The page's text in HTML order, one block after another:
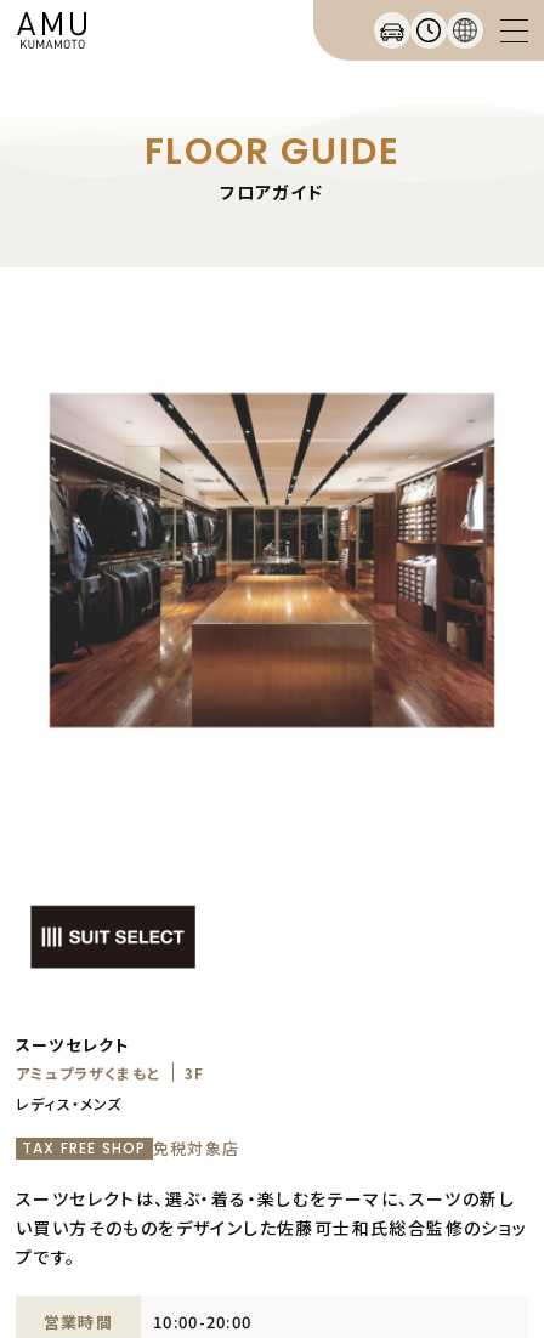
FLOOR GUIDE
フロアガイド
スーツセレクト
アミュプラザくまもと
3F
レディス・メンズ
TAX FREE SHOP 免税対象店
スーツセレクトは、選ぶ・着る・楽しむをテーマに、スーツの新し
い買い方そのものをデザインした佐藤可士和氏総合監修のショッ
プです。
営業時間 10:00-20:00